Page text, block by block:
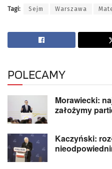
Tagi: Sejm Warszawa
POLECAMY
Morawiecki:
założymy
Kaczyński: